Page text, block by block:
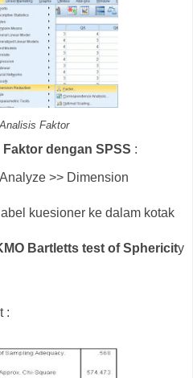
Faktor
dengan SPSS :
>> Dimension
kuesioner ke dalam kotak
Bartletts test of Sphericity
: